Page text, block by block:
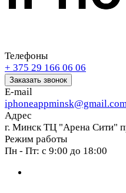
Телефоны
+ 375 29 166 06 06
Заказать звонок
E-mail
Адрес
г. Минск ТЦ "Арена Сити"
Режим работы
Пн - Пт: с 9:00 до 18:00